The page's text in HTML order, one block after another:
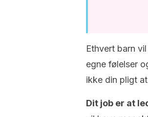
Ethvert barn
egne følelser
ikke din pligt
Dit job er at